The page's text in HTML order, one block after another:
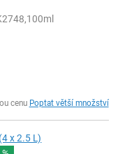
cenu Poptat větší množství
x 2.5 L)